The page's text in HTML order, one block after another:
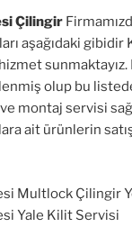
Çilingir
aşağıdaki
olup bu
montaj servisi
ait ürünlerin
Multlock Çilingir
Yale Kilit Servisi